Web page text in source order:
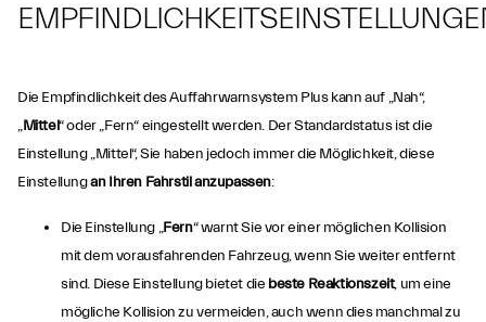
Die Empfindlichkeit des Auffahrwarnsystem Plus kann auf „Nah“,
„Mittel“ oder „Fern“ eingestellt werden. Der Standardstatus ist die
Einstellung „Mittel“, Sie haben jedoch immer die Möglichkeit, diese
Einstellungan Ihren Fahrstil anzupassen:
Die Einstellung „Fern“ warnt Sie vor einer möglichen Kollision
mit dem vorausfahrenden Fahrzeug, wenn Sie weiter entfernt
sind. Diese Einstellung bietet die beste Reaktionszeit, um eine
mögliche Kollision zu vermeiden, auch wenn dies manchmal zu